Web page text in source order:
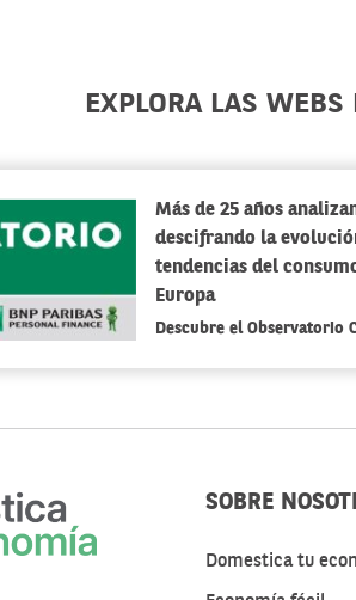
EXPLORA LAS
Más de 25 años
descifrando la
tendencias del
Europa
Descubre el Observatorio
SOBRE
Domestica tu